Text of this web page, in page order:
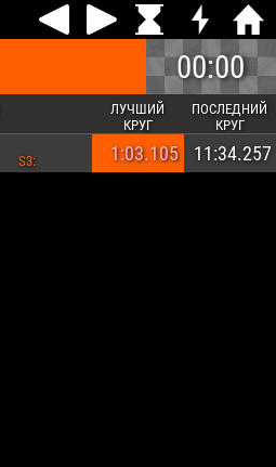
00:00
ЛУЧШИЙ
КРУГ
ПОСЛЕДНИЙ
КРУГ
S3: 1:03.105 11:34.257